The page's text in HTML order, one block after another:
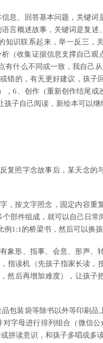
息、回答基本问题，关键
言概述故事，关键词是复述
知识联系起来，举一反三，
收集证据信息支撑自己观
什么不同或一致，我自己
错的，有无更好建议，孩子
6、创作（重新创作结尾或
子自己阅读，新绘本可以继
复照字念故事后，某天念的
，按文字照念，固定内容重
部件组成，就可以自己日常
1:1的桥梁书，然后可以换
象形、指事、会意、形声、
指读机（先孩子指家长读，
然后再增加难度），让孩子
包装袋等除书以外等印刷品
字母进行排列组合（微信
拼读意识，和孩子多唱或多